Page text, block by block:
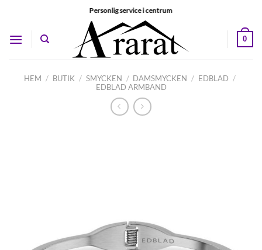
content
Personlig service i centrum
0
HEM / BUTIK / SMYCKEN / DAMSMYCKEN / EDBLAD /
EDBLAD ARMBAND